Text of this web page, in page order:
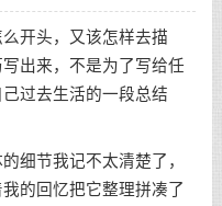
开头，又该怎样去描
出来，不是为了写给任
过去生活的一段总结
细节我记不太清楚了，
的回忆把它整理拼凑了